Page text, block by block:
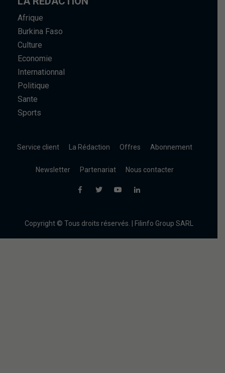
Afrique
Burkina Faso
Culture
Economie
Internationnal
Politique
Sante
Sports
Service client La Rédaction Offres Abonnement
Newsletter Partenariat Nous contacter
Copyright © Tous droits réservés. | Filinfo Group SARL